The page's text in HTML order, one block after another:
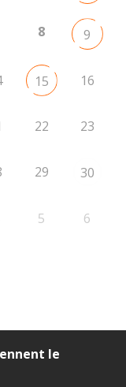
8 9
15 16
22 23
29 30
5 6
le